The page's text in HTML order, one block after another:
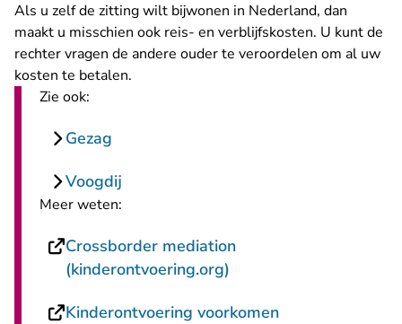
Als u zelf de zitting wilt bijwonen in Nederland, dan
maakt u misschien ook reis- en verblijfskosten. U kunt de
rechter vragen de andere ouder te veroordelen om al uw
kosten te betalen.
Zie ook:
Gezag
Voogdij
Meer weten:
Crossborder mediation
(kinderontvoering.org)
Kinderontvoering voorkomen